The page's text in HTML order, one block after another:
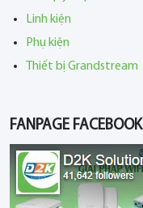
Linh kiện
Phụ kiện
Thiết bị Grandstream
FANPAGE FACEBOOK